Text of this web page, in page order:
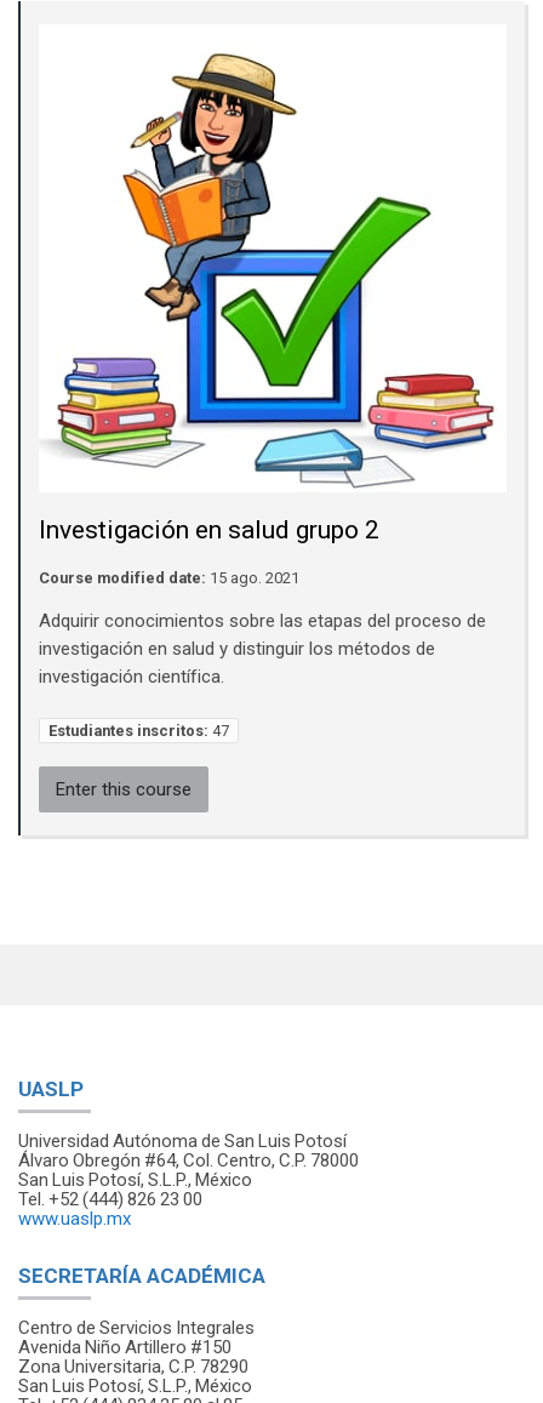
Investigación en salud grupo 2
Course modified date: 15 ago. 2021
Adquirir conocimientos sobre las etapas del proceso de
investigación en salud y distinguir los métodos de
investigación científica.
Estudiantes inscritos: 47
Enter this course
UASLP
Universidad Autónoma de San Luis Potosí
Álvaro Obregón #64, Col. Centro, C.P. 78000
San Luis Potosí, S.L.P., México
Tel. +52 (444) 826 23 00
www.uaslp.mx
SECRETARÍA ACADÉMICA
Centro de Servicios Integrales
Avenida Niño Artillero #150
Zona Universitaria, C.P. 78290
San Luis Potosí, S.L.P., México